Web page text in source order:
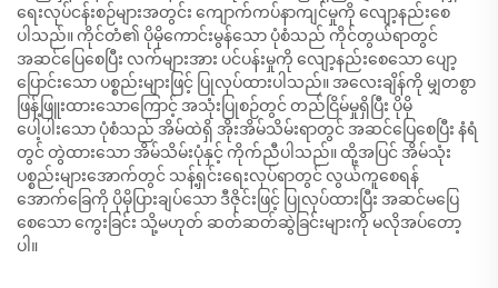
ရေးလုပ်ငန်းစဉ်များအတွင်း ကျောက်ကပ်နာကျင်မှုကို လျော့နည်းစေ
ပါသည်။ ကိုင်တံ၏ ပိုမိုကောင်းမွန်သော ပုံစံသည် ကိုင်တွယ်ရာတွင်
အဆင်ပြေစေပြီး လက်များအား ပင်ပန်းမှုကို လျော့နည်းစေသော ပျော့
ပြောင်းသော ပစ္စည်းများဖြင့် ပြုလုပ်ထားပါသည်။ အလေးချိန်ကို မျှတစွာ
ဖြန့်ဖြူးထားသောကြောင့် အသုံးပြုစဉ်တွင် တည်ငြိမ်မှုရှိပြီး ပိုမို
ပေါ့ပါးသော ပုံစံသည် အိမ်ထဲရှိ အိုးအိမ်သိမ်းရာတွင် အဆင်ပြေစေပြီး နံရံ
တွင် တွဲထားသော အိမ်သိမ်းပုံနှင့် ကိုက်ညီပါသည်။ ထို့အပြင် အိမ်သုံး
ပစ္စည်းများအောက်တွင် သန့်ရှင်းရေးလုပ်ရာတွင် လွယ်ကူစေရန်
အောက်ခြေကို ပိုမိုပြားချပ်သော ဒီဇိုင်းဖြင့် ပြုလုပ်ထားပြီး အဆင်မပြေ
စေသော ကွေးခြင်း သို့မဟုတ် ဆတ်ဆတ်ဆွဲခြင်းများကို မလိုအပ်တော့
ပါ။